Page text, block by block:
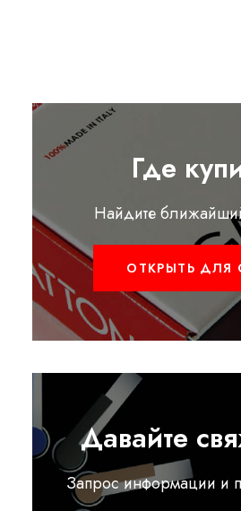
Где
Найдите
ОТКРЫТЬ ДЛЯ
Давайте
Запрос информации и